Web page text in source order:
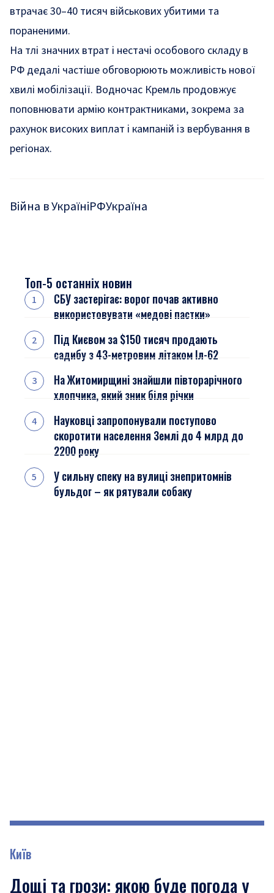
втрачає 30–40 тисяч військових убитими та
пораненими.
На тлі значних втрат і нестачі особового складу в
РФ дедалі частіше обговорюють можливість нової
хвилі мобілізації. Водночас Кремль продовжує
поповнювати армію контрактниками, зокрема за
рахунок високих виплат і кампаній із вербування в
регіонах.
Війна в УкраїніРФУкраїна
Топ-5 останніх новин
СБУ застерігає: ворог почав активно
використовувати «медові пастки»
Під Києвом за $150 тисяч продають
садибу з 43-метровим літаком Іл-62
На Житомирщині знайшли півторарічного
хлопчика, який зник біля річки
Науковці запропонували поступово
скоротити населення Землі до 4 млрд до
2200 року
У сильну спеку на вулиці знепритомнів
бульдог – як рятували собаку
Київ
Дощі та грози: якою буде погода у